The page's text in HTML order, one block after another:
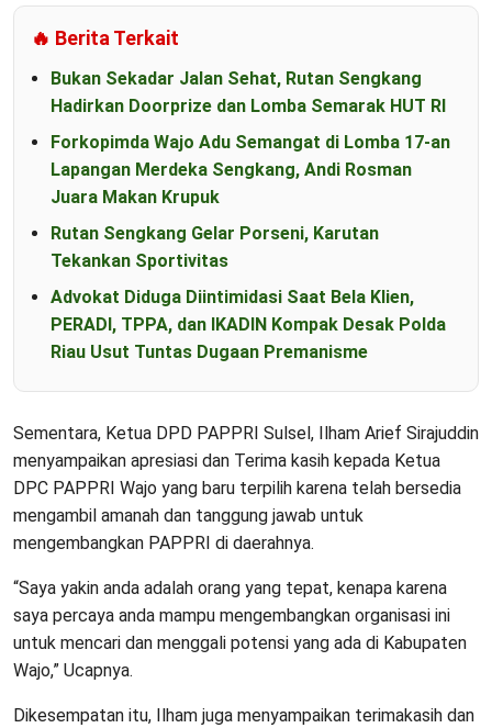
🔥 Berita Terkait
Bukan Sekadar Jalan Sehat, Rutan Sengkang
Hadirkan Doorprize dan Lomba Semarak HUT RI
Forkopimda Wajo Adu Semangat di Lomba 17-an
Lapangan Merdeka Sengkang, Andi Rosman
Juara Makan Krupuk
Rutan Sengkang Gelar Porseni, Karutan
Tekankan Sportivitas
Advokat Diduga Diintimidasi Saat Bela Klien,
PERADI, TPPA, dan IKADIN Kompak Desak Polda
Riau Usut Tuntas Dugaan Premanisme
Sementara, Ketua DPD PAPPRI Sulsel, Ilham Arief Sirajuddin
menyampaikan apresiasi dan Terima kasih kepada Ketua
DPC PAPPRI Wajo yang baru terpilih karena telah bersedia
mengambil amanah dan tanggung jawab untuk
mengembangkan PAPPRI di daerahnya.
“Saya yakin anda adalah orang yang tepat, kenapa karena
saya percaya anda mampu mengembangkan organisasi ini
untuk mencari dan menggali potensi yang ada di Kabupaten
Wajo,” Ucapnya.
Dikesempatan itu, Ilham juga menyampaikan terimakasih dan